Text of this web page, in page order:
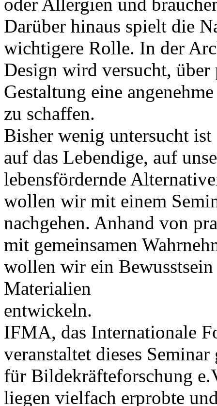
oder Allergien und
Darüber hinaus spielt die
wichtigere Rolle. In der
Design wird versucht,
Gestaltung eine
zu schaffen.
Bisher wenig untersucht
auf das Lebendige, auf
lebensfördernde
wollen wir mit einem
nachgehen. Anhand von
mit gemeinsamen
wollen wir ein
Materialien
entwickeln.
IFMA, das Internationale
veranstaltet dieses
für Bildekräfteforschung
liegen vielfach erprobte